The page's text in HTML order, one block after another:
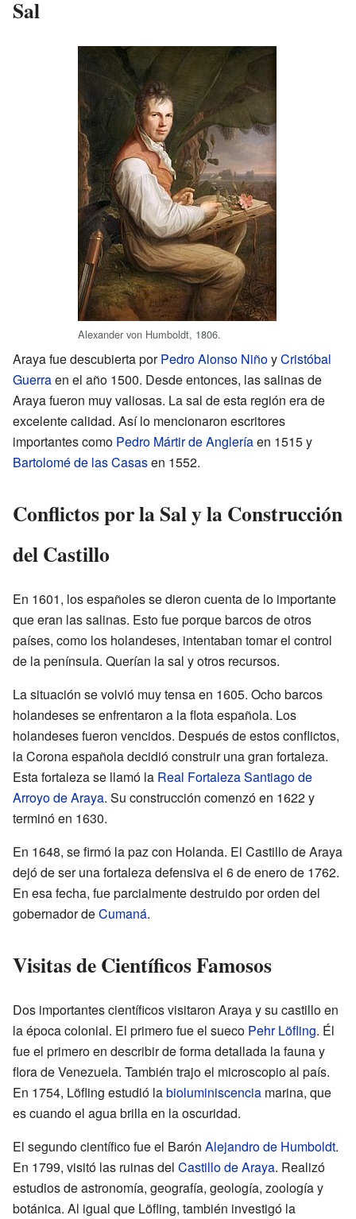
Sal
Alexander von Humboldt, 1806.
Araya fue descubierta porPedro Alonso NiñoyCristóbal
Guerraen el año 1500. Desde entonces, las salinas de
Araya fueron muy valiosas. La sal de esta región era de
excelente calidad. Así lo mencionaron escritores
importantes como Pedro Mártir de Angleríaen 1515 y
Bartolomé de las Casasen 1552.
Conflictos por la Sal y la Construcción
del Castillo
En 1601, los españoles se dieron cuenta de lo importante
que eran las salinas. Esto fue porque barcos de otros
países, como los holandeses, intentaban tomar el control
de la península. Querían la sal y otros recursos.
La situación se volvió muy tensa en 1605. Ocho barcos
holandeses se enfrentaron a la flota española. Los
holandeses fueron vencidos. Después de estos conflictos,
la Corona española decidió construir una gran fortaleza.
Esta fortaleza se llamó la Real Fortaleza Santiago de
Arroyo de Araya. Su construcción comenzó en 1622 y
terminó en 1630.
En 1648, se firmó la paz con Holanda. El Castillo de Araya
dejó de ser una fortaleza defensiva el 6 de enero de 1762.
En esa fecha, fue parcialmente destruido por orden del
gobernador deCumaná.
Visitas de Científicos Famosos
Dos importantes científicos visitaron Araya y su castillo en
la época colonial. El primero fue el sueco Pehr Löfling. Él
fue el primero en describir de forma detallada la fauna y
flora de Venezuela. También trajo el microscopio al país.
En 1754, Löfling estudió labioluminiscencia marina, que
es cuando el agua brilla en la oscuridad.
El segundo científico fue el Barón Alejandro de Humboldt.
En 1799, visitó las ruinas del Castillo de Araya. Realizó
estudios de astronomía, geografía, geología, zoología y
botánica. Al igual que Löfling, también investigó la